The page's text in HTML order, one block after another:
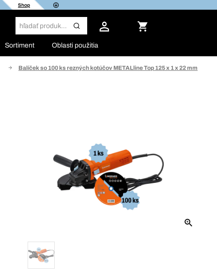
Shop
Sortiment Oblasti použitia
Balíček so 100 ks rezných kotúčov METALline Top 125 x 1 x 22 mm